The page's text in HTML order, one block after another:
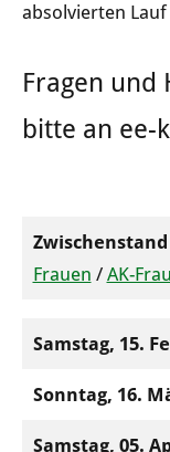
absolvierten
Fragen und
bitte an ee-
Frauen / AK-
Samstag, 15.
Sonntag, 16.
Samstag, 05.